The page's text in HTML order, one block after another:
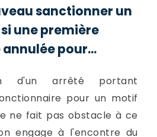
sanctionner un
une première
pour...
d'un arrêté portant
pour un motif
ne fait pas obstacle à ce
engage à l'encontre du